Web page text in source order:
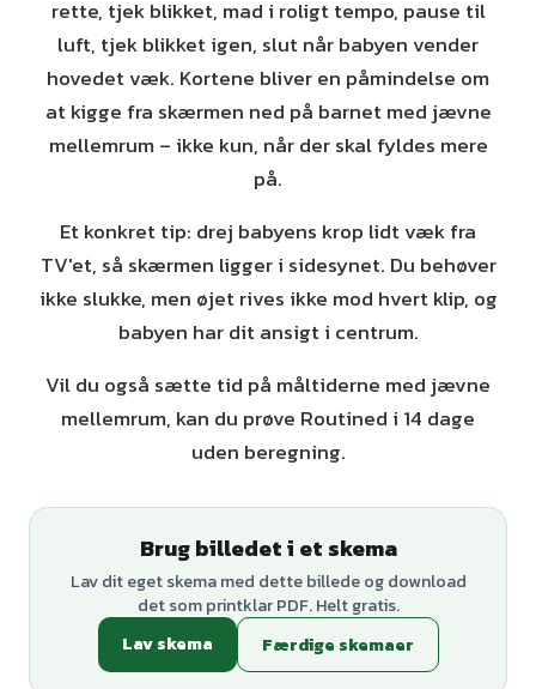
rette, tjek blikket, mad i roligt tempo, pause til
luft, tjek blikket igen, slut når babyen vender
hovedet væk. Kortene bliver en påmindelse om
at kigge fra skærmen ned på barnet med jævne
mellemrum – ikke kun, når der skal fyldes mere
på.
Et konkret tip: drej babyens krop lidt væk fra
TV'et, så skærmen ligger i sidesynet. Du behøver
ikke slukke, men øjet rives ikke mod hvert klip, og
babyen har dit ansigt i centrum.
Vil du også sætte tid på måltiderne med jævne
mellemrum, kan du prøve Routined i 14 dage
uden beregning.
Brug billedet i et skema
Lav dit eget skema med dette billede og download
det som printklar PDF. Helt gratis.
Lav skema
Færdige skemaer